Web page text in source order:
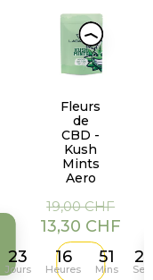
Fleurs
de
CBD -
Kush
Mints
Aero
Prix
de
base
19,00 CHF
Prix
13,30 CHF
23
Jours
16
Heures
51
Mins